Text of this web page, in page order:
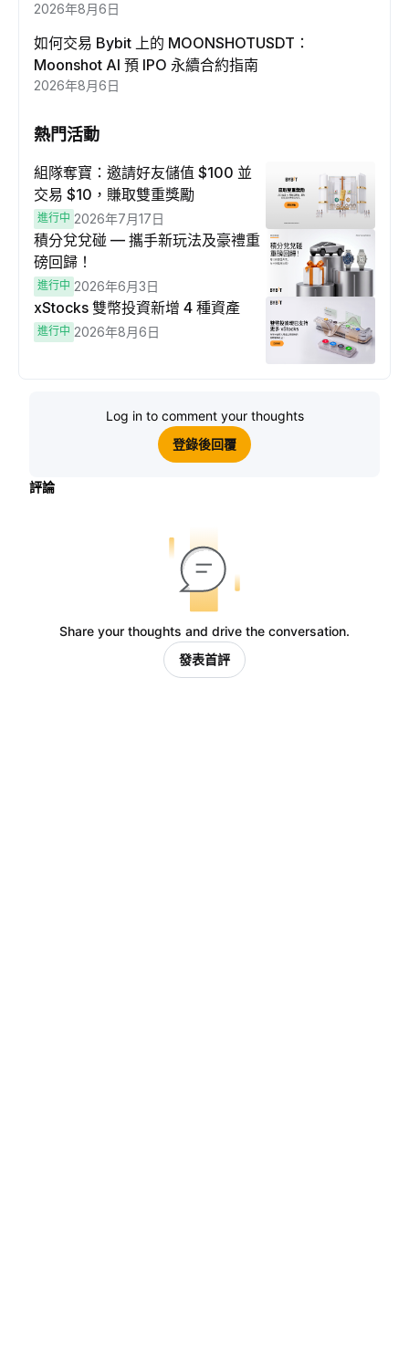
2026年8月6日
如何交易 Bybit 上的 MOONSHOTUSDT：
Moonshot AI 預 IPO 永續合約指南
2026年8月6日
熱門活動
組隊奪寶：邀請好友儲值 $100 並
交易 $10，賺取雙重獎勵
進行中 2026年7月17日
積分兌兌碰 — 攜手新玩法及豪禮重
磅回歸！
進行中 2026年6月3日
xStocks 雙幣投資新增 4 種資產
進行中 2026年8月6日
Log in to comment your thoughts
登錄後回覆
評論
Share your thoughts and drive the conversation.
發表首評